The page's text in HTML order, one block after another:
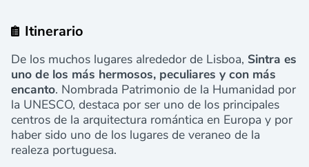
Itinerario
De los muchos lugares alrededor de Lisboa, Sintra es
uno de los más hermosos, peculiares y con más
encanto. Nombrada Patrimonio de la Humanidad por
la UNESCO, destaca por ser uno de los principales
centros de la arquitectura romántica en Europa y por
haber sido uno de los lugares de veraneo de la
realeza portuguesa.